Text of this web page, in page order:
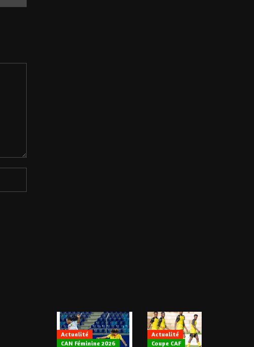
Actualité
CAN Féminine 2026
Actualité
Coupe CAF